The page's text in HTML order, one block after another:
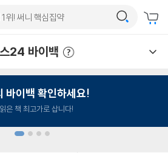
24 바이백
바이백 확인하세요!
은 책 최고가로 삽니다!